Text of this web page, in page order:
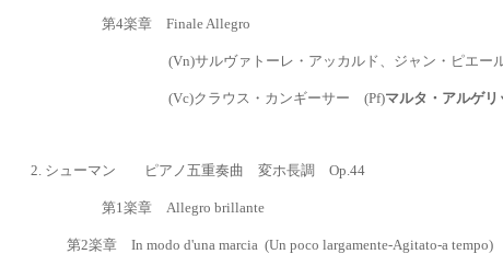
第4楽章 Finale Allegro
(Vn)サルヴァトーレ・アッカルド、ジャン・ピエー
(Vc)クラウス・カンギーサー (Pf)マルタ・アルゲリ
2. シューマン ピアノ五重奏曲 変ホ長調 Op.44
第1楽章 Allegro brillante
第2楽章 In modo d'una marcia (Un poco largamente-Agitato-a tempo)